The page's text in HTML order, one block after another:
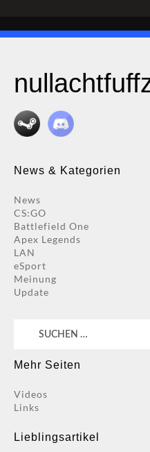
News & Kategorien
News
CS:GO
Battlefield One
Apex Legends
LAN
eSport
Meinung
Update
Suchen
Mehr Seiten
Videos
Links
Lieblingsartikel